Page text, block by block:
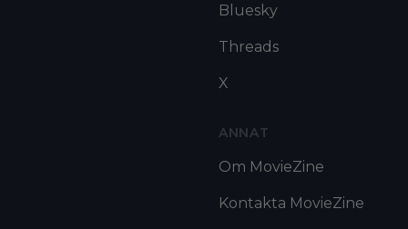
Bluesky
Threads
X
ANNAT
Om MovieZine
Kontakta MovieZine